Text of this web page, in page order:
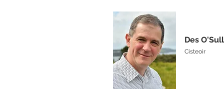
Des
Cisteoir